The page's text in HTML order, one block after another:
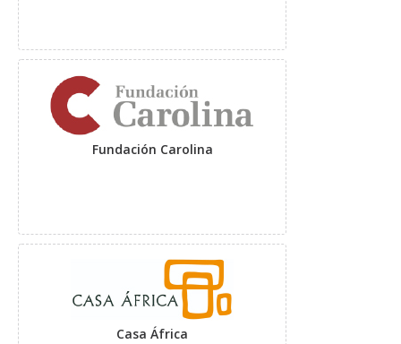
Fundación Carolina
Casa África